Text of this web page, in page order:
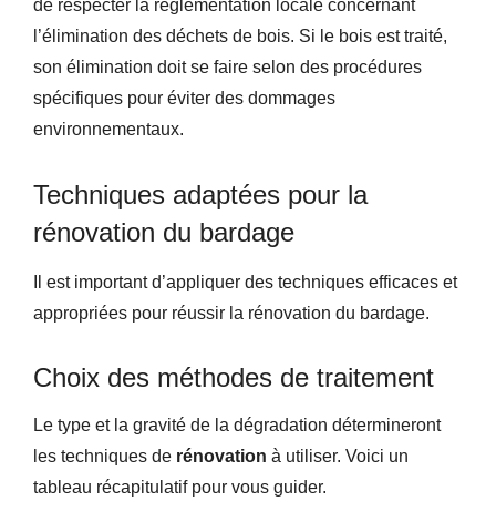
de respecter la réglementation locale concernant
l’élimination des déchets de bois. Si le bois est traité,
son élimination doit se faire selon des procédures
spécifiques pour éviter des dommages
environnementaux.
Techniques adaptées pour la
rénovation du bardage
Il est important d’appliquer des techniques efficaces et
appropriées pour réussir la rénovation du bardage.
Choix des méthodes de traitement
Le type et la gravité de la dégradation détermineront
les techniques de rénovation à utiliser. Voici un
tableau récapitulatif pour vous guider.